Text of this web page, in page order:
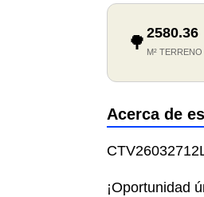
🌳2580.36
M² TERRENO
Acerca de
¡Oportunidad